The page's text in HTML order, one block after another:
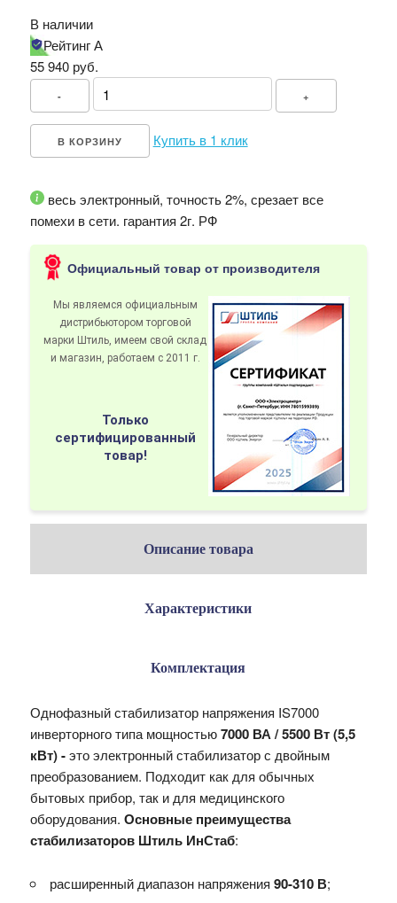
В наличии
Рейтинг А
55 940руб.
- +
В КОРЗИНУ Купить в 1 клик
весь электронный, точность 2%, срезает все
помехи в сети. гарантия 2г. РФ
Официальный товар от производителя
Мы являемся официальным
дистрибьюторомторговой
марки Штиль, имеем свой склад
и магазин, работаем с 2011 г.
Только
сертифицированный
товар!
Описание товара
Характеристики
Комплектация
Однофазный стабилизатор напряжения IS7000
инверторного типа мощностью7000 ВА / 5500 Вт (5,5
кВт) -это электронный стабилизатор с двойным
преобразованием. Подходит как для обычных
бытовых прибор, так и для медицинского
оборудования. Основные преимущества
стабилизаторов Штиль ИнСтаб:
расширенный диапазон напряжения 90-310 В;